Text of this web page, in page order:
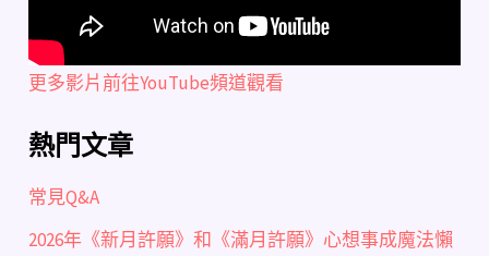
更多影片前往YouTube頻道觀看
熱門文章
常見Q&A
2026年《新月許願》和《滿月許願》心想事成魔法懶